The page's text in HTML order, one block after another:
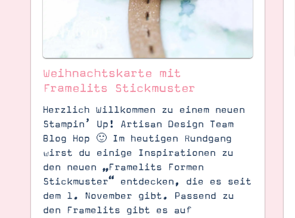
Weihnachtskarte mit
Framelits Stickmuster
Herzlich Willkommen zu einem neuen
Stampin’ Up! Artisan Design Team
Blog Hop 🙂 Im heutigen Rundgang
wirst du einige Inspirationen zu
den neuen „Framelits Formen
Stickmuster“ entdecken, die es seit
dem 1. November gibt. Passend zu
den Framelits gibt es auf